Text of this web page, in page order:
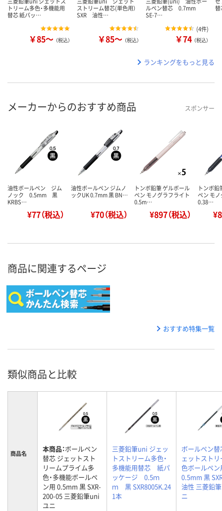
トリーム多色・多機能用
替芯 紙パッ…
￥85～ （税込）
ストリーム替芯(単色用）
SXR 油性…
￥85～ （税込）
ルペン替芯 0.7mm
SE-7…
(4件)
￥74 （税込）
ランキングをもっと見る
メーカーからのおすすめ商品 スポンサー
油性ボールペン ジム
ノック 0.5mm 黒
KRBS…
¥77（税込）
油性ボールペン ジムノ
ックUK 0.7mm 黒 BN…
¥70（税込）
トンボ鉛筆 ゲルボール
ペン モノグラフライト
0.5m…
¥897（税込）
トンボ鉛
ペン モ
0.38…
商品に関連するページ
おすすめ特集一覧
類似商品と比較
商品名 本商品：ボールペン
替芯 ジェットスト
リームプライム多
色・多機能ボールペ
ン用 0.5mm 黒 SXR-
200-05 三菱鉛筆uni
ユニ
三菱鉛筆uni ジェッ
トストリーム多色・
多機能用替芯 紙パ
ッケージ 0.5ｍ
ｍ 黒 SXR8005K.24
1本
ボールペン替
ェットスト
色ボールペン
0.5mm 黒
油性 三菱鉛
ニ